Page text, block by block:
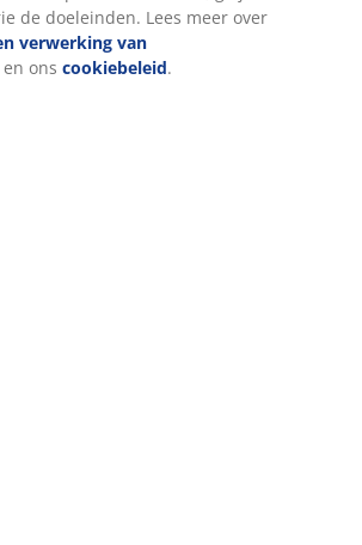
de doeleinden. Lees meer over
verwerking van
en ons cookiebeleid.